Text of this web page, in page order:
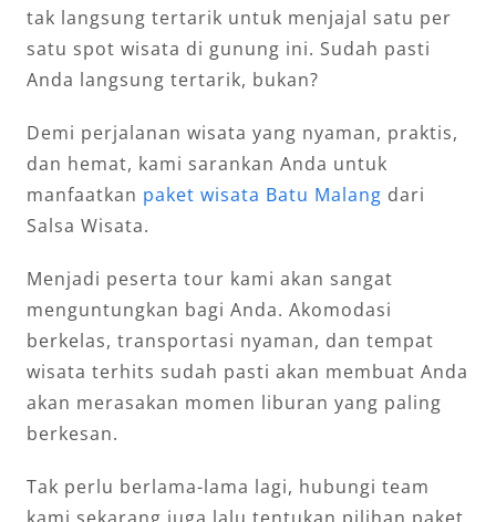
tak langsung tertarik untuk menjajal satu per
satu spot wisata di gunung ini. Sudah pasti
Anda langsung tertarik, bukan?
Demi perjalanan wisata yang nyaman, praktis,
dan hemat, kami sarankan Anda untuk
manfaatkan paket wisata Batu Malang dari
Salsa Wisata.
Menjadi peserta tour kami akan sangat
menguntungkan bagi Anda. Akomodasi
berkelas, transportasi nyaman, dan tempat
wisata terhits sudah pasti akan membuat Anda
akan merasakan momen liburan yang paling
berkesan.
Tak perlu berlama-lama lagi, hubungi team